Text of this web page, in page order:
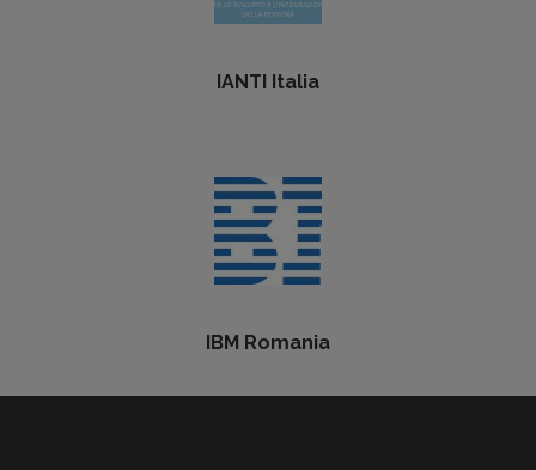
IANTI Italia
IBM Romania